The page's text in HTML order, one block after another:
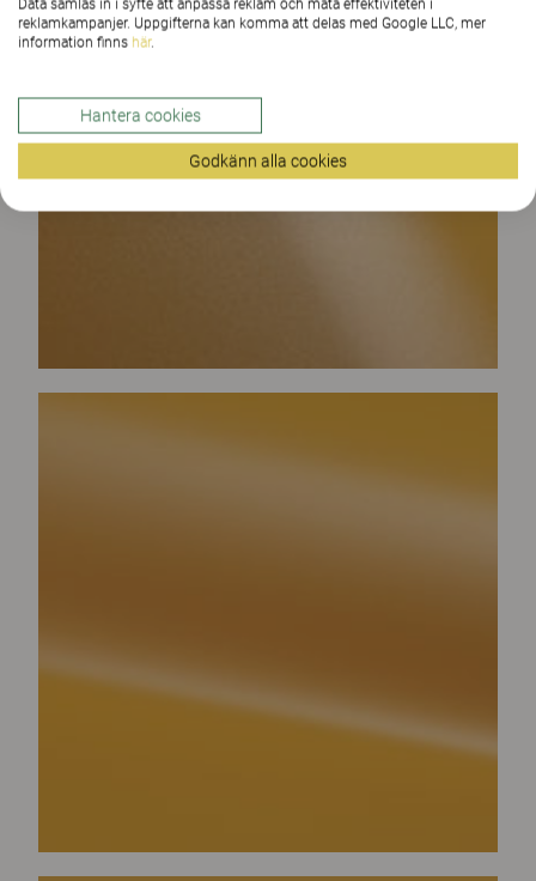
Data samlas in i syfte att anpassa reklam och mäta effektiviteten i
reklamkampanjer. Uppgifterna kan komma att delas med Google LLC, mer
information finns här.
Hantera cookies
Godkänn alla cookies